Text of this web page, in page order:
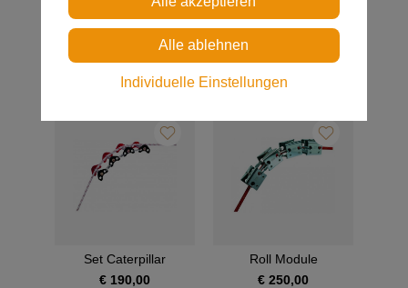
Segment 8mm
Heissschneidegerät
€ 155,00
Set Caterpillar
€ 190,00
Roll Module
€ 250,00
Individuelle Einstellungen